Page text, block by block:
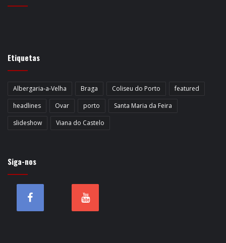
Etiquetas
Albergaria-a-Velha Braga Coliseu do Porto
featured
headlines
Ovar porto
Santa Maria da Feira
slideshow
Viana do Castelo
Siga-nos